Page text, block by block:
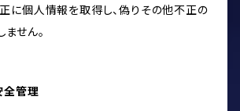
正に個人情報を取得し、偽りその他不正の
せん。
管理